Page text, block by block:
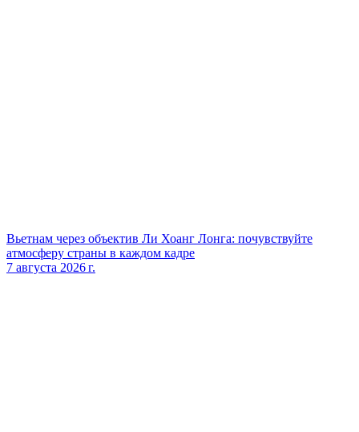
Вьетнам через объектив Ли Хоанг Лонга: почувствуйте
атмосферу страны в каждом кадре
7 августа 2026 г.